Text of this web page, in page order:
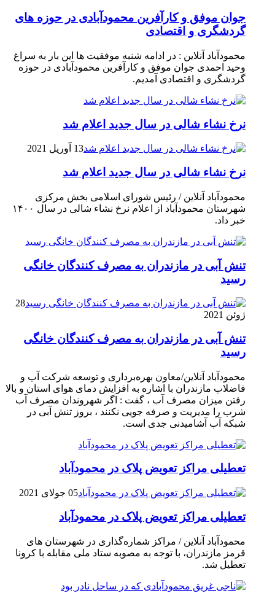
جوان موفق و کارآفرین محمودآبادی در حوزه های
گردشگری و اقتصادی
محمودآباد آنلاین : در ادامه شنبه موفقیت ها این بار به سراغ
وحید احمدی جوان موفق و کارآفرین محمودآبادی در حوزه
گردشگری و اقتصادی آمدیم.
نرخ نشاء شالی در سال جدید اعلام شد
13 آوریل 2021
نرخ نشاء شالی در سال جدید اعلام شد
محمودآباد آنلاین / رئیس شورای اسلامی بخش مرکزی
شهرستان محمودآباد از اعلام نرخ نشاء شالی در سال ۱۴۰۰
خبر داد.
تنش آبی در مازندران به مصرف كنندگان خانگی
رسيد
28
ژوئن 2021
تنش آبی در مازندران به مصرف كنندگان خانگی
رسيد
محمودآباد آنلاین/معاون بهره‌برداری و توسعه شرکت آب و
فاضلاب مازندران با اشاره به افزایش دمای هوای استان و بالا
رفتن میزان مصرف آب ، گفت : اگر شهروندان مصرف آب
شرب را مدیریت و صرفه جویی نکنند ، بروز تنش آبی در
شبکه آب آشامیدنی جدی است.
تعطیلی مراکز تعویض پلاک در محمودآباد
05 جولای 2021
تعطیلی مراکز تعویض پلاک در محمودآباد
محمودآباد آنلاین / مراکز شماره‌گذاری در شهر‌ستان های
قرمز مازندران، با توجه به مصوبه ستاد ملی مقابله با کرونا
تعطیل شد.